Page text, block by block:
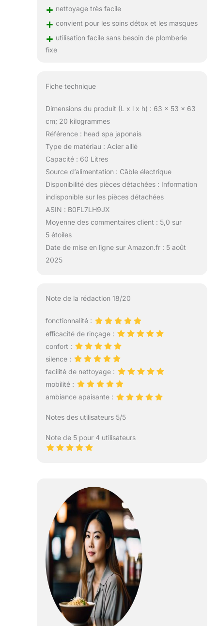
+ nettoyage très facile
+ convient pour les soins détox et les masques
+ utilisation facile sans besoin de plomberie
fixe
Fiche technique
Dimensions du produit (L x l x h) : 63 x 53 x 63
cm; 20 kilogrammes
Référence : head spa japonais
Type de matériau : Acier allié
Capacité : 60 Litres
Source d’alimentation : Câble électrique
Disponibilité des pièces détachées : Information
indisponible sur les pièces détachées
ASIN : B0FL7LH9JX
Moyenne des commentaires client : 5,0 sur
5 étoiles
Date de mise en ligne sur Amazon.fr : 5 août
2025
Note de la rédaction 18/20
fonctionnalité :
efficacité de rinçage :
confort :
silence :
facilité de nettoyage :
mobilité :
ambiance apaisante :
Notes des utilisateurs 5/5
Note de 5 pour 4 utilisateurs